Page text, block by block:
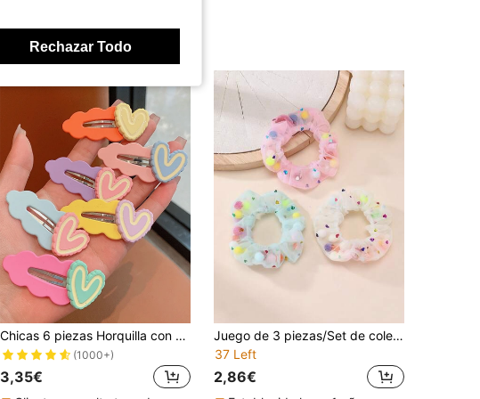
Chicas 6 piezas Horquilla con adorno de corazón para vida diaria
(1000+)
3,35€
Juego de 3 piezas/Set de coleteros de malla con pompones para niñas, adecuado para decoración diaria
37 Left
2,86€
Rechazar Todo